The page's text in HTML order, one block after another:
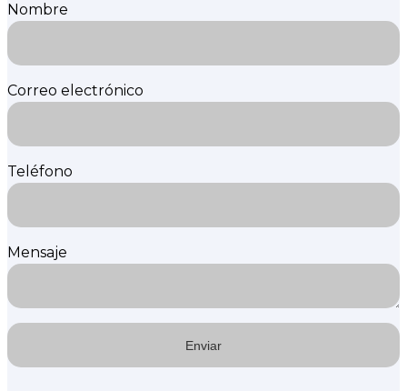
Nombre
Correo electrónico
Teléfono
Mensaje